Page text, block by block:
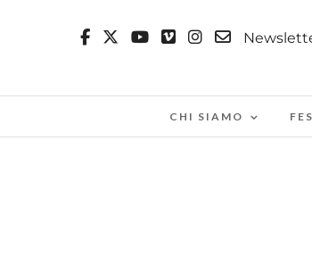
CHI SIAMO